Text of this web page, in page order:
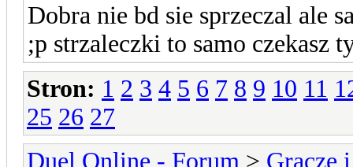
Dobra nie bd sie sprzeczal ale
;p strzaleczki to samo czekasz
Stron: 1 2 3 4 5 6 7 8 9 10 11
25 26 27
Duel Online - Forum > Gracze